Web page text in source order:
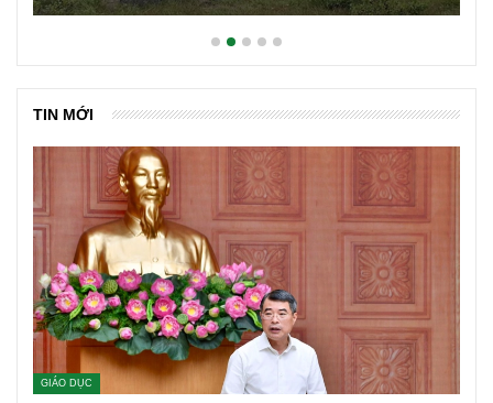
TIN MỚI
GIÁO DỤC